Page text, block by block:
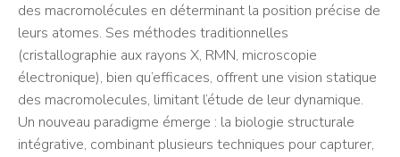
des macromolécules en déterminant la position précise de
leurs atomes. Ses méthodes traditionnelles
(cristallographie aux rayons X, RMN, microscopie
électronique), bien qu’efficaces, offrent une vision statique
des macromolecules, limitant l’étude de leur dynamique.
Un nouveau paradigme émerge : la biologie structurale
intégrative, combinant plusieurs techniques pour capturer,